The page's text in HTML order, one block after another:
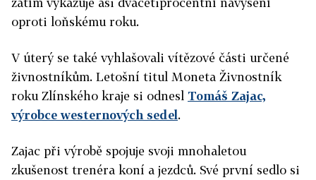
oproti loňskému roku.
V úterý se také vyhlašovali vítězové části určené
živnostníkům. Letošní titul Moneta Živnostník
roku Zlínského kraje si odnesl Tomáš Zajac,
výrobce westernových sedel.
Zajac při výrobě spojuje svoji mnohaletou
zkušenost trenéra koní a jezdců. Své první sedlo si